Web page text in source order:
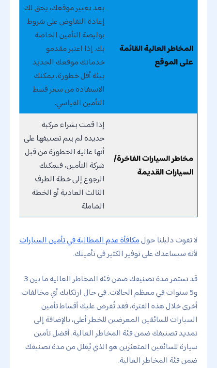
المخاطر العالية القائمة
على الموقع
بعد تغيير موقعك، يحق لك
إعادة التفاوض على شروط
بوليصة التأمين الخاصة
بك. إذا اعتبر مقدمو
خدماتك موقعك الجديد
بيئة أقل خطورة، يمكنك
الاستفادة من سعر قسط
التأمين القياسي.
مخاطر السيارات الفاخرة/
السيارات القديمة
إذا قمت بشراء مركبة
جديدة لم يتم تصنيفها على
أنها عالية الخطورة من قبل
شركة التأمين، فيمكنك
الرجوع إلى خطة الطرف
الثالث العادية أو الخطة
الشاملة
لا تفوت دليلنا حولمكافأة عدم المطالبة في تأمين السيارات
لأنه سيساعدك على توفير الكثير في تأمينك.
قد تستمر مدة تصنيفك ضمن فئة المخاطر العالية ما بين 3
و5 سنوات في معظم الحالات. في حال ارتكابك أي مخالفات
أخرى خلال هذه الفترة، فقد تُفرض عليك أقساط تأمين
السيارات للسائقين المعرضين للخطر أعلى، بالإضافة إلى
تمديد تصنيفك ضمن فئة المخاطر العالية. أفضل تأمين
سيارة للسائقين المتعثرين هو الذي يُقلل من مدة تصنيفك
ضمن فئة المخاطر العالية.